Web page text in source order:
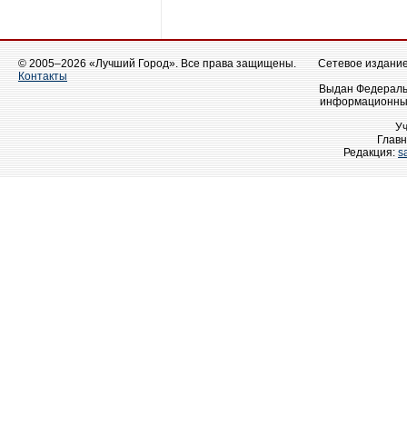
© 2005–2026 «Лучший Город». Все права защищены.
Контакты
Сетевое
Выдан
Редакция: